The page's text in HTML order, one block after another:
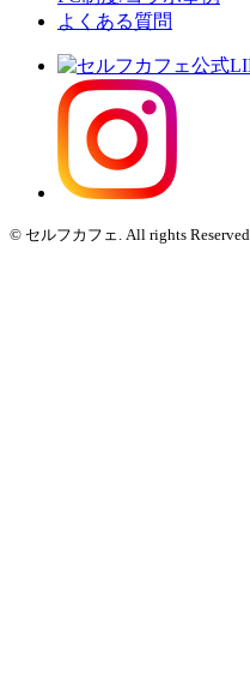
よくある質問
© セルフカフェ. All rights Reserved.